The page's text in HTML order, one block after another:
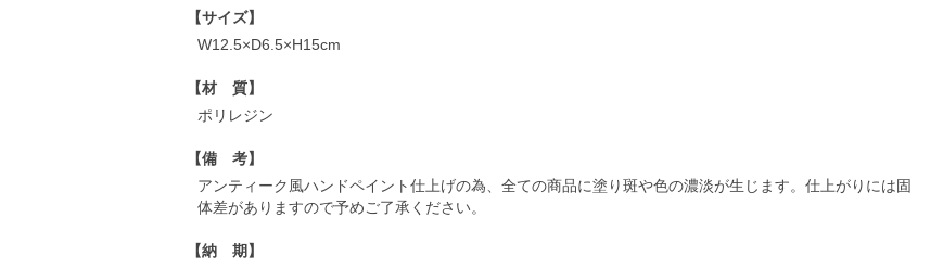
【サイズ】
W12.5×D6.5×H15cm
【材 質】
ポリレジン
【備 考】
アンティーク風ハンドペイント仕上げの為、全ての商品に塗り斑や色の濃淡が生じます。仕上がりには固
体差がありますので予めご了承ください。
【納 期】